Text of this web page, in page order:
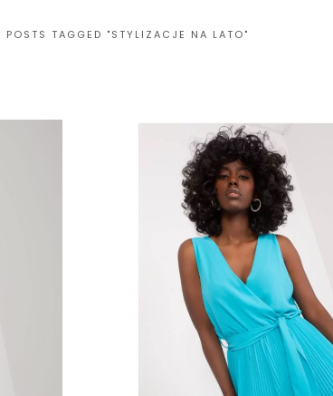
POSTS TAGGED "STYLIZACJE NA LATO"